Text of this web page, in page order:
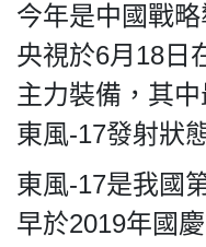
聯絡我們
今年是中國戰
央視於6月18日
主力裝備，其
東風-17發射狀
東風-17是我國
早於2019年國